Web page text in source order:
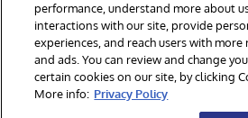
1996-2026 InterSystems Corporation,
derechos reservados.
Avisos/Términos y condiciones
Garantía de devolución
Accesibilidad
performance, understand more about
interactions with our site, provide
experiences, and reach users with
and ads. You can review and change
certain cookies on our site, by clicking
More info: Privacy Policy